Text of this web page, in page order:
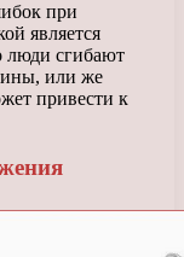
при
является
люди сгибают
или же
привести к